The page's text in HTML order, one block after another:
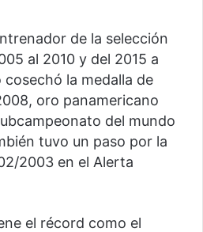
de la selección
al 2010 y del 2015 a
la medalla de
oro panamericano
del mundo
tuvo un paso por la
2003 en el Alerta
el récord como el